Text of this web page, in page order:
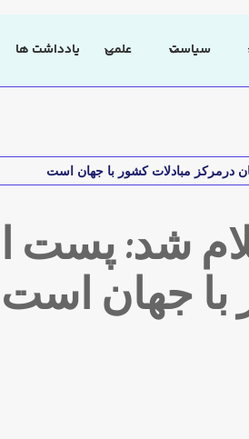
سیاست علمی یادداشت ها
درمرکز مبادلات کشور با جهان است
شد: پست
با جهان است